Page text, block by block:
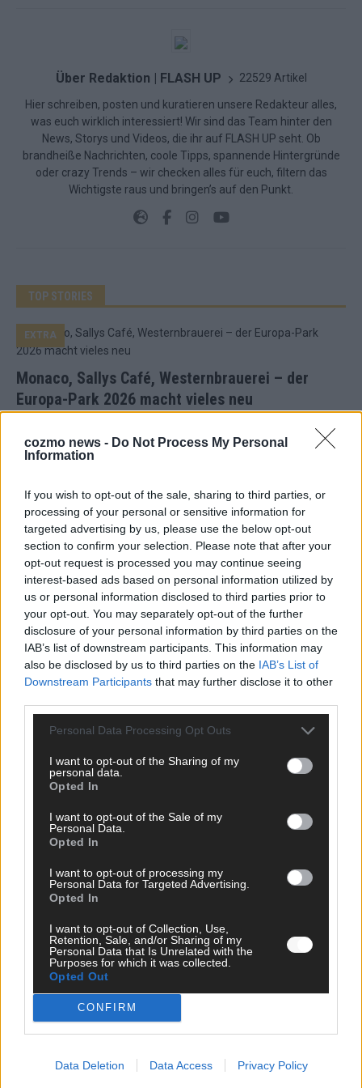
cozmo news - Do Not Process My Personal
Information
If you wish to opt-out of the sale, sharing to third parties, or
processing of your personal or sensitive information for
targeted advertising by us, please use the below opt-out
section to confirm your selection. Please note that after your
opt-out request is processed you may continue seeing
interest-based ads based on personal information utilized by
us or personal information disclosed to third parties prior to
your opt-out. You may separately opt-out of the further
disclosure of your personal information by third parties on the
IAB’s list of downstream participants. This information may
also be disclosed by us to third parties on the IAB’s List of
Downstream Participants that may further disclose it to other
Personal Data Processing Opt Outs
I want to opt-out of the Sharing of my
personal data.
Opted In
I want to opt-out of the Sale of my
Personal Data.
Opted In
I want to opt-out of processing my
Personal Data for Targeted Advertising.
Opted In
I want to opt-out of Collection, Use,
Retention, Sale, and/or Sharing of my
Personal Data that Is Unrelated with the
Purposes for which it was collected.
Opted Out
CONFIRM
Data Deletion Data Access Privacy Policy
Über Redaktion | FLASH UP 22529 Artikel
Hier schreiben, posten und kuratieren unsere Redakteur alles,
was euch wirklich interessiert! Wir sind das Team hinter den
News, Storys und Videos, die ihr auf FLASH UP seht. Ob
brandheiße Nachrichten, coole Tipps, spannende Hintergründe
oder crazy Trends – wir checken alles für euch, filtern das
Wichtigste raus und bringen’s auf den Punkt.
TOP STORIES
Monaco, Sallys Café, Westernbrauerei – der
Europa-Park 2026 macht vieles neu
EXTRA
DARA gewinnt verdient, Israel beunruhigend –
unser Kommentar zum ESC 2026
Mai 2026
KOMMENTAR
ESC-Finale morgen: Finnland Favorit, Australien
aufgestiegen – alle 25 Acts im Kurzcheck
Mai 2026
KOMMENTAR
JJ hat den Abend gerettet – der Rest des ESC-Halbfinales
war solide, aber kein Feuerwerk
Mai 2026
ESC-Halbfinale 2: Das sagen die Wettquoten – vier sicher,
sechs zittern, einer chancenlos!
KOMMENTAR
Wer zahlt, steht im Finale – ist das beim ESC wirklich fair?
Mai 2026
EXTRA
Eurovision Song Contest 2026: Das erste Halbfinale – der
Abend in Bildern